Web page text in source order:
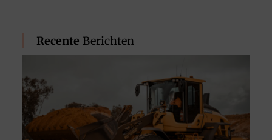
Recente Berichten